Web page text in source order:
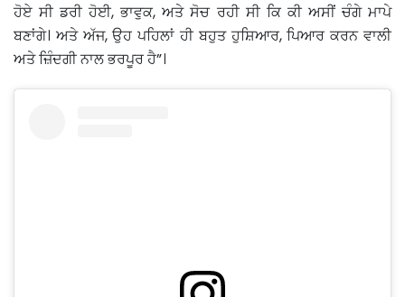
ਹੋਏ ਸੀ ਡਰੀ ਹੋਈ, ਭਾਵੁਕ, ਅਤੇ ਸੋਚ ਰਹੀ ਸੀ ਕਿ ਕੀ ਅਸੀਂ ਚੰਗੇ ਮਾਪੇ
ਬਣਾਂਗੇ। ਅਤੇ ਅੱਜ, ਉਹ ਪਹਿਲਾਂ ਹੀ ਬਹੁਤ ਹੁਸ਼ਿਆਰ, ਪਿਆਰ ਕਰਨ ਵਾਲੀ
ਅਤੇ ਜ਼ਿੰਦਗੀ ਨਾਲ ਭਰਪੂਰ ਹੈ”।